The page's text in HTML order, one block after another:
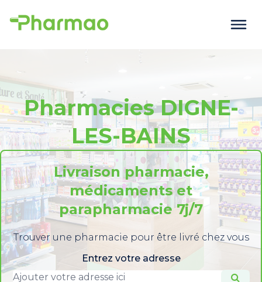
Pharmacies DIGNE-
LES-BAINS
Livraison pharmacie,
médicaments et
parapharmacie 7j/7
Trouver une pharmacie pour être livré chez vous
Entrez votre adresse